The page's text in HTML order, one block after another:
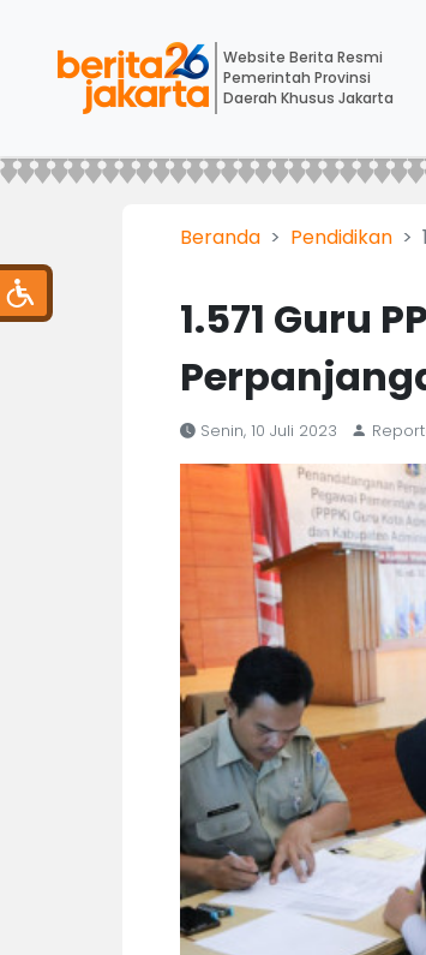
Website Berita Resmi
Pemerintah Provinsi
Daerah Khusus Jakarta
Beranda Pendidikan
1.571 Guru
Senin, 10 Juli 2023